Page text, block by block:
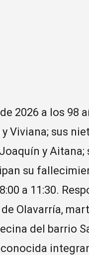
2026 a los 98
Viviana; sus
y Aitana;
su
a 11:30.
Olavarría,
del barrio